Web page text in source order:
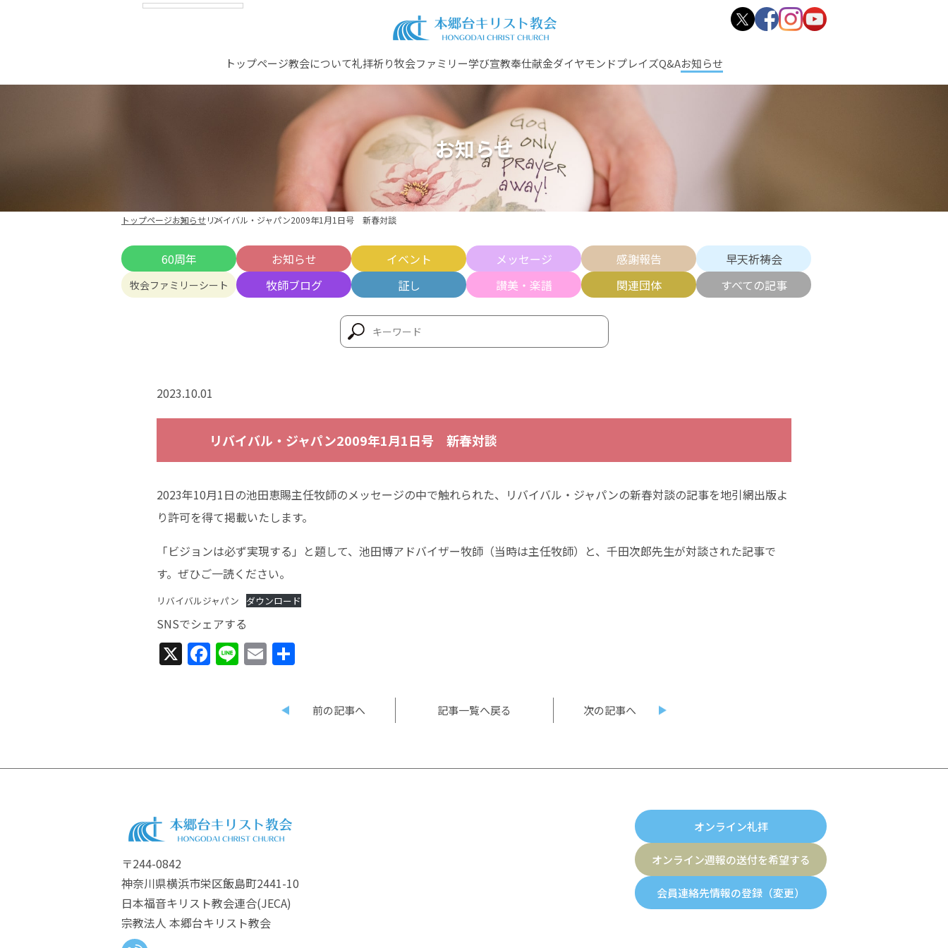
トップページ教会について礼拝祈り牧会ファミリー学び宣教奉仕献金ダイヤモンドプレイズQ&Aお知らせ
お知らせ
トップページお知らせリバイバル・ジャパン2009年1月1日号 新春対談
60周年 お知らせ イベント メッセージ 感謝報告 早天祈祷会
牧会ファミリーシート 牧師ブログ 証し 讃美・楽譜 関連団体 すべての記事
2023.10.01
リバイバル・ジャパン2009年1月1日号 新春対談
2023年10月1日の池田恵賜主任牧師のメッセージの中で触れられた、リバイバル・ジャパンの新春対談の記事を地引網出版よ
り許可を得て掲載いたします。
「ビジョンは必ず実現する」と題して、池田博アドバイザー牧師（当時は主任牧師）と、千田次郎先生が対談された記事で
す。ぜひご一読ください。
リバイバルジャパン ダウンロード
SNSでシェアする
X Facebook
LineEmail
前の記事へ 記事一覧へ戻る 次の記事へ
〒244-0842
神奈川県横浜市栄区飯島町2441-10
日本福音キリスト教会連合​(JECA)
宗教法人 本郷台キリスト教会
オンライン礼拝
オンライン週報の送付を希望する
会員連絡先情報の登録（変更）